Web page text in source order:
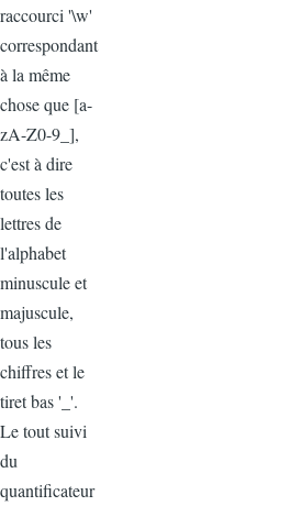
raccourci '\w'
correspondant
à la même
chose que [a-
zA-Z0-9_],
c'est à dire
toutes les
lettres de
l'alphabet
minuscule et
majuscule,
tous les
chiffres et le
tiret bas '_'.
Le tout suivi
du
quantificateur